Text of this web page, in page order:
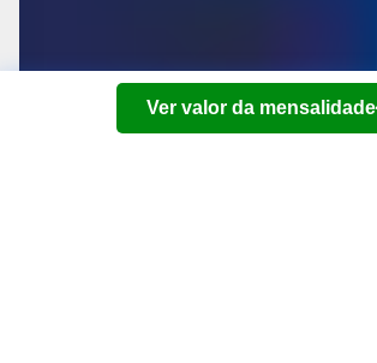
Ver valor da mensalidade